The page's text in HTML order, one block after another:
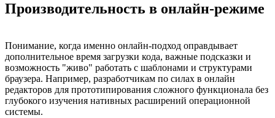
Производительность в онлайн-режиме
Понимание, когда именно онлайн-подход оправдывает
дополнительное время загрузки кода, важные подсказки и
возможность "живо" работать с шаблонами и структурами
браузера. Например, разработчикам по силах в онлайн
редакторов для прототипирования сложного функционала без
глубокого изучения нативных расширений операционной
системы.